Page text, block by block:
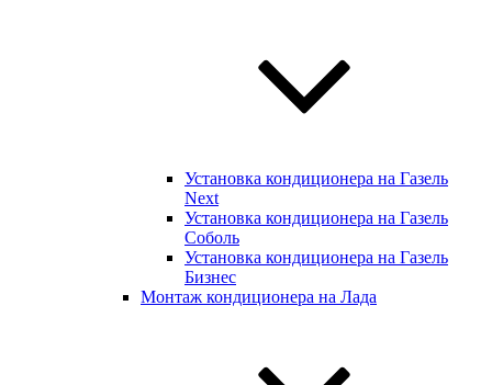
Установка кондиционера на Газель
Next
Установка кондиционера на Газель
Соболь
Установка кондиционера на Газель
Бизнес
Монтаж кондиционера на Лада